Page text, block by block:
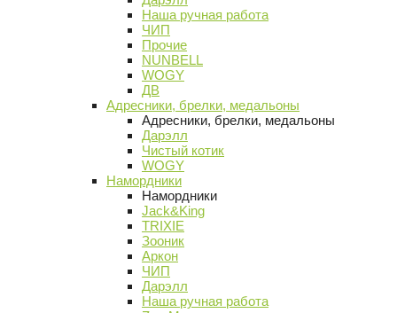
Наша ручная работа
ЧИП
Прочие
NUNBELL
WOGY
ДВ
Адресники, брелки, медальоны
Адресники, брелки, медальоны
Дарэлл
Чистый котик
WOGY
Намордники
Намордники
Jack&King
TRIXIE
Зооник
Аркон
ЧИП
Дарэлл
Наша ручная работа